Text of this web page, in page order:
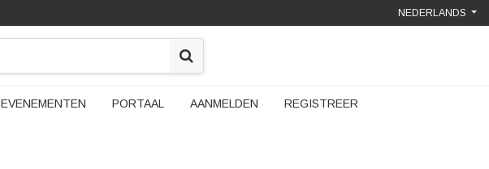
NEDERLANDS
EVENEMENTEN PORTAAL AANMELDEN REGISTREER